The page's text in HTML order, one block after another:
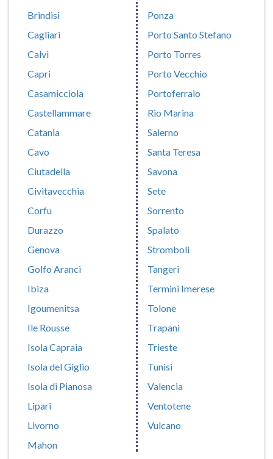
Brindisi
Cagliari
Calvì
Capri
Casamicciola
Castellammare
Catania
Cavo
Ciutadella
Civitavecchia
Corfu
Durazzo
Genova
Golfo Aranci
Ibiza
Igoumenitsa
Ile Rousse
Isola Capraia
Isola del Giglio
Isola di Pianosa
Lipari
Livorno
Mahon
Ponza
Porto Santo Stefano
Porto Torres
Porto Vecchio
Portoferraio
Rio Marina
Salerno
Santa Teresa
Savona
Sete
Sorrento
Spalato
Stromboli
Tangeri
Termini Imerese
Tolone
Trapani
Trieste
Tunisi
Valencia
Ventotene
Vulcano